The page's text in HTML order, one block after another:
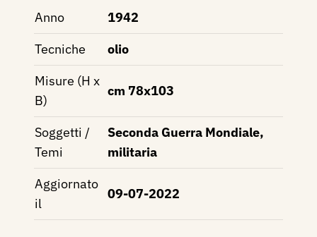
Anno
1942
Tecniche
olio
Misure (H x
B)
cm 78x103
Soggetti /
Temi
Seconda Guerra Mondiale,
militaria
Aggiornato
il
09-07-2022